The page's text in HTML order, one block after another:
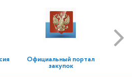
Официальный портал
закупок